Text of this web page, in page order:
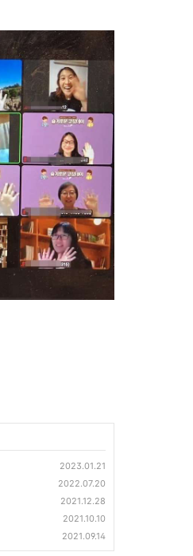
2023.01.21
2022.07.20
2021.12.28
2021.10.10
2021.09.14